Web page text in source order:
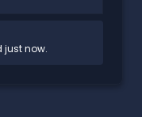
just now.